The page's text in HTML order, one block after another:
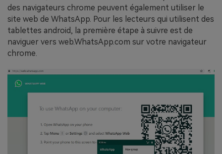
des navigateurs chrome peuvent également utiliser le
site web de WhatsApp. Pour les lecteurs qui utilisent des
tablettes android, la première étape à suivre est de
naviguer vers web.WhatsApp.com sur votre navigateur
chrome.